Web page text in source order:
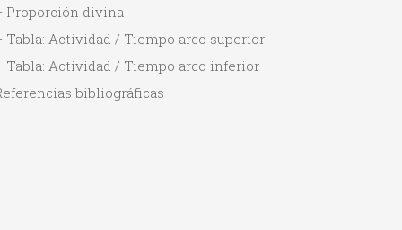
Proporción divina
Tabla: Actividad / Tiempo arco superior
Tabla: Actividad / Tiempo arco inferior
bibliográficas